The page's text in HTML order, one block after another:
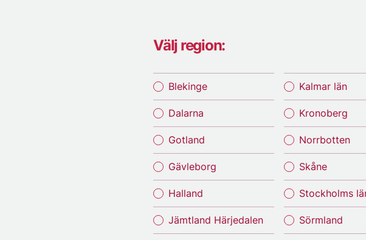
Välj region:
Blekinge
Dalarna
Gotland
Gävleborg
Halland
Jämtland Härjedalen
Kalmar län
Kronoberg
Norrbotten
Skåne
Stockholms
Sörmland